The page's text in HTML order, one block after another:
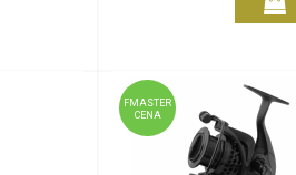
FMASTER
CENA